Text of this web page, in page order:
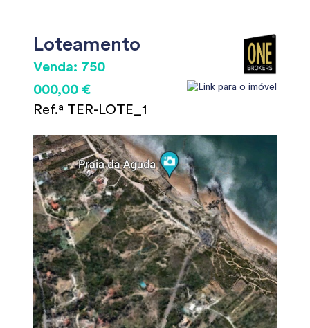
Loteamento
Venda: 750
000,00 €
Ref.ª TER-LOTE_1